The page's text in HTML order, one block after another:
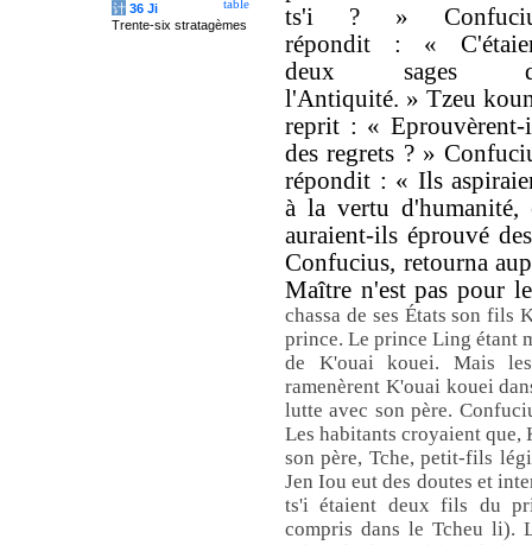
ts'i ? »
répondit : «
deux sages
l'Antiquité. » Tzeu
reprit : « Eprouvèrent-
des regrets ? »
répondit : « Ils
à la vertu
auraient-ils éprouvé
Confucius, retourna
Maître n'est pas pour
chassa de ses États son
prince. Le prince Ling étant
de K'ouai kouei. Mais
ramenèrent K'ouai kouei
lutte avec son père.
Les habitants croyaient que,
son père, Tche, petit-fils
Jen Iou eut des doutes et
ts'i étaient deux fils du
compris dans le Tcheu li).
table
计 36 Ji
Trente-six stratagèmes